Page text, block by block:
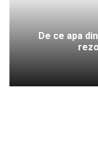
De ce apa